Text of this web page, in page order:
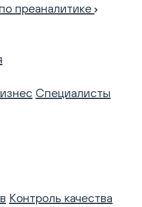
преаналитике
Специалисты
Контроль качества